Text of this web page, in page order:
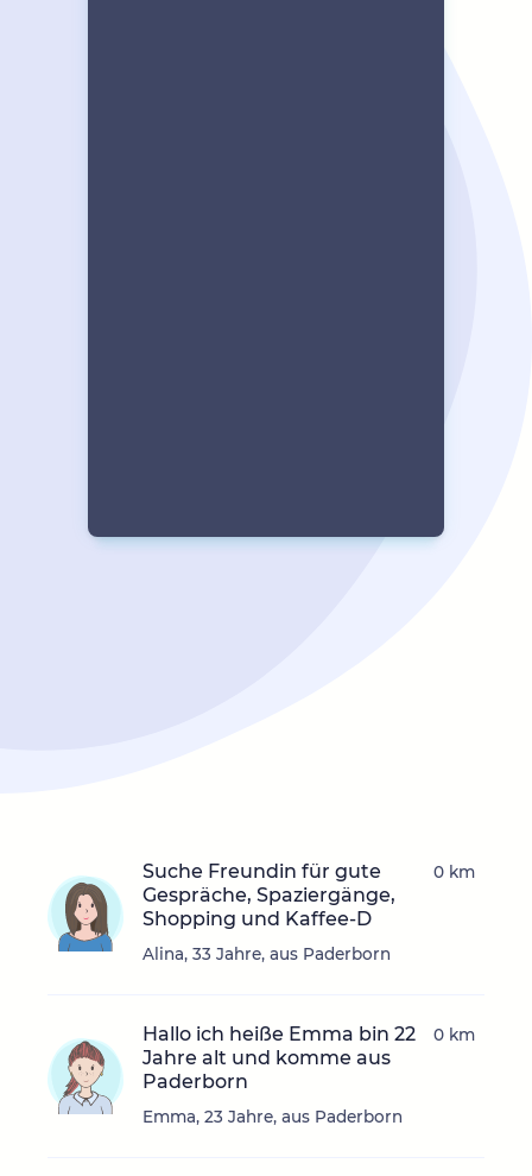
Suche Freundin für gute
Gespräche, Spaziergänge,
Shopping und Kaffee-D
Alina, 33 Jahre, aus Paderborn
0 km
Hallo ich heiße Emma bin 22
Jahre alt und komme aus
Paderborn
Emma, 23 Jahre, aus Paderborn
0 km